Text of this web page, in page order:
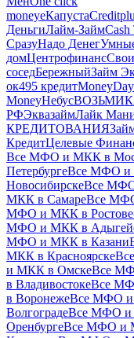
moneyеКапуста
ДеньгиЛайм‑ЗаймCash
СразуНадо Денег
домЦентрофинанс
соседБережныйЗайм
ок495 кредитMoneyDay
MoneyНебус
РФЭквазаймЛайк
КРЕДИТОВАНИЯ
КредитЦелевые
Все МФО и МКК в
ПетербургеВсе МФО и
НовосибирскеВсе МФО
МКК в СамареВсе
МФО и МКК в
МФО и МКК в
МФО и МКК в Казани
МКК в Красноярске
и МКК в ОмскеВсе
в ВладивостокеВсе
в ВоронежеВсе МФО и
ВолгоградеВсе МФО и
ОренбургеВсе МФО и